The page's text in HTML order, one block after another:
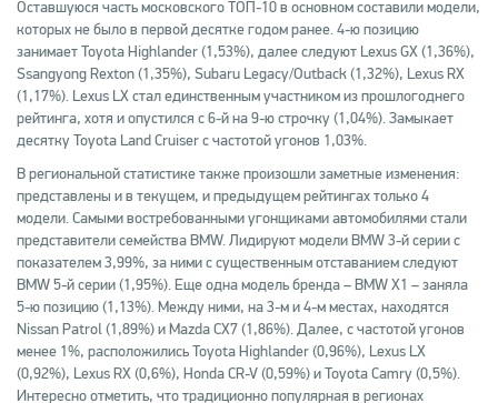
Оставшуюся часть московского ТОП-10 в основном составили модели,
которых не было в первой десятке годом ранее. 4-ю позицию
занимает Toyota Highlander (1,53%), далее следуют Lexus GX (1,36%),
Ssangyong Rexton (1,35%), Subaru Legacy/Outback (1,32%), Lexus RX
(1,17%). Lexus LX стал единственным участником из прошлогоднего
рейтинга, хотя и опустился с 6-й на 9-ю строчку (1,04%). Замыкает
десятку Toyota Land Cruiser с частотой угонов 1,03%.
В региональной статистике также произошли заметные изменения:
представлены и в текущем, и предыдущем рейтингах только 4
модели. Самыми востребованными угонщиками автомобилями стали
представители семейства BMW. Лидируют модели BMW 3-й серии с
показателем 3,99%, за ними с существенным отставанием следуют
BMW 5-й серии (1,95%). Еще одна модель бренда – BMW X1 – заняла
5-ю позицию (1,13%). Между ними, на 3-м и 4-м местах, находятся
Nissan Patrol (1,89%) и Mazda CX7 (1,86%). Далее, с частотой угонов
менее 1%, расположились Toyota Highlander (0,96%), Lexus LX
(0,92%), Lexus RX (0,6%), Honda CR-V (0,59%) и Toyota Camry (0,5%).
Интересно отметить, что традиционно популярная в регионах